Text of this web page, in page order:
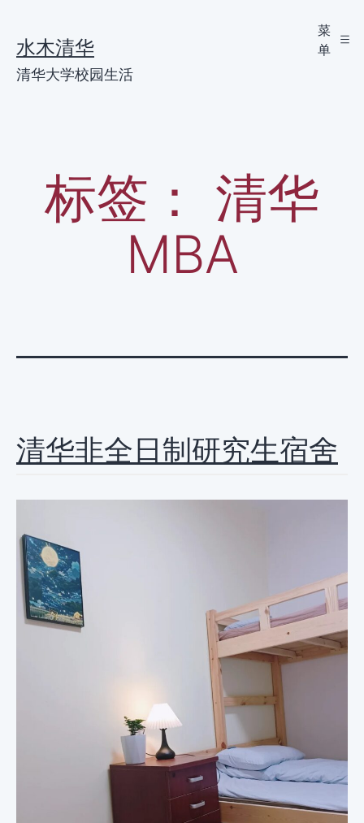
至
水木清华
清华大学校园生活
菜
单
标签： 清华
MBA
清华非全日制研究生宿舍